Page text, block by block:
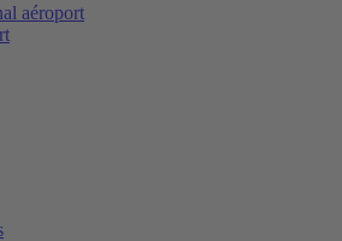
aéroport